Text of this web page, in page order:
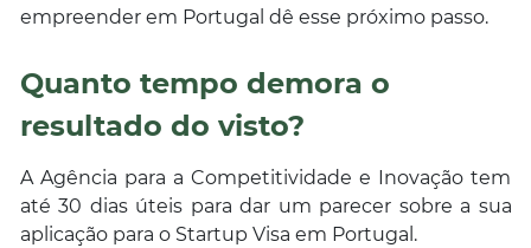
empreender em Portugal dê esse próximo passo.
Quanto tempo demora o
resultado do visto?
A Agência para a Competitividade e Inovação tem
até 30 dias úteis para dar um parecer sobre a sua
aplicação para o Startup Visa em Portugal.